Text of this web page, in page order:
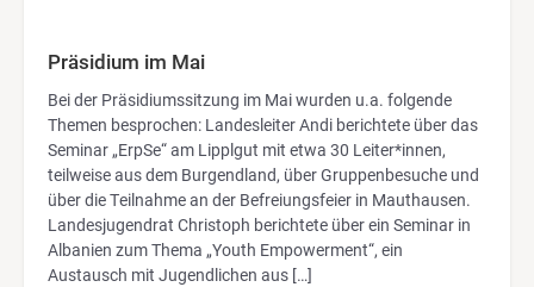
Präsidium im Mai
Bei der Präsidiumssitzung im Mai wurden u.a. folgende
Themen besprochen: Landesleiter Andi berichtete über das
Seminar „ErpSe“ am Lipplgut mit etwa 30 Leiter*innen,
teilweise aus dem Burgendland, über Gruppenbesuche und
über die Teilnahme an der Befreiungsfeier in Mauthausen.
Landesjugendrat Christoph berichtete über ein Seminar in
Albanien zum Thema „Youth Empowerment“, ein
Austausch mit Jugendlichen aus […]